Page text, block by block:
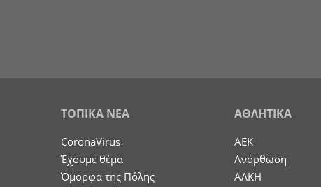
ΤΟΠΙΚΑ ΝΕΑ
CoronaVirus
Έχουμε θέμα
Όμορφα της Πόλης
ΑΘΛΗΤΙΚΑ
ΑΕΚ
Ανόρθωση
ΑΛΚΗ